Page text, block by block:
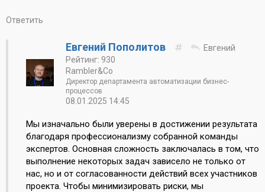
Ответить
Евгений Пополитов
Евгений
Рейтинг: 930
Rambler&Co
Директор департамента автоматизации бизнес-
процессов
08.01.2025 14:45
Мы изначально были уверены в достижении результата
благодаря профессионализму собранной команды
экспертов. Основная сложность заключалась в том, что
выполнение некоторых задач зависело не только от
нас, но и от согласованности действий всех участников
проекта. Чтобы минимизировать риски, мы